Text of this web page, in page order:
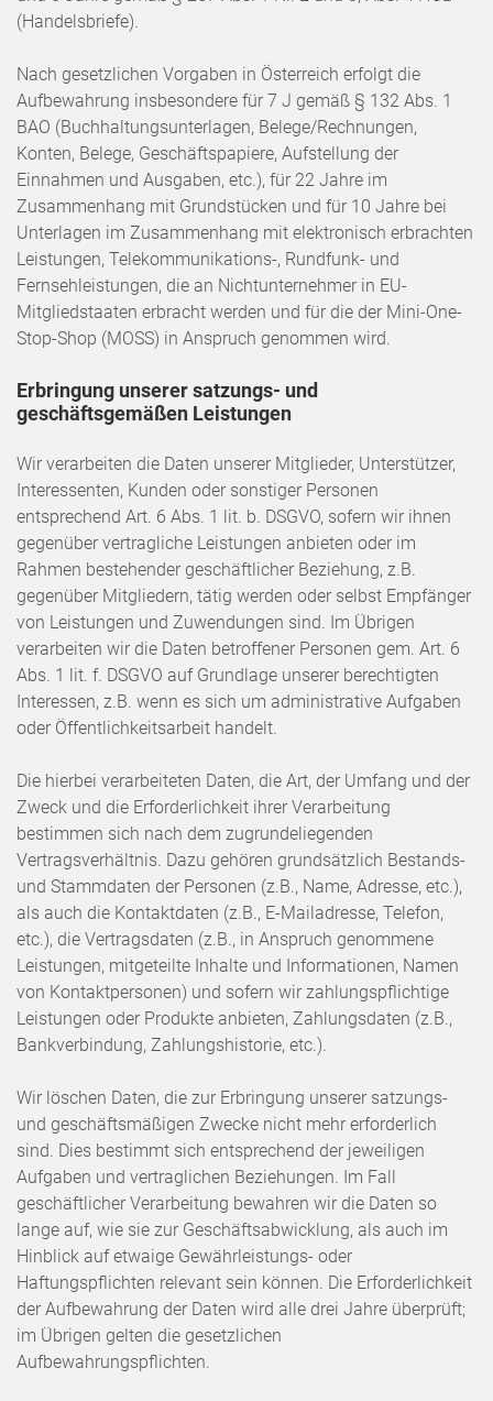
(Handelsbriefe).
Nach gesetzlichen Vorgaben in Österreich erfolgt die
Aufbewahrung insbesondere für 7 J gemäß § 132 Abs. 1
BAO (Buchhaltungsunterlagen, Belege/Rechnungen,
Konten, Belege, Geschäftspapiere, Aufstellung der
Einnahmen und Ausgaben, etc.), für 22 Jahre im
Zusammenhang mit Grundstücken und für 10 Jahre bei
Unterlagen im Zusammenhang mit elektronisch erbrachten
Leistungen, Telekommunikations-, Rundfunk- und
Fernsehleistungen, die an Nichtunternehmer in EU-
Mitgliedstaaten erbracht werden und für die der Mini-One-
Stop-Shop (MOSS) in Anspruch genommen wird.
Erbringung unserer satzungs- und
geschäftsgemäßen Leistungen
Wir verarbeiten die Daten unserer Mitglieder, Unterstützer,
Interessenten, Kunden oder sonstiger Personen
entsprechend Art. 6 Abs. 1 lit. b. DSGVO, sofern wir ihnen
gegenüber vertragliche Leistungen anbieten oder im
Rahmen bestehender geschäftlicher Beziehung, z.B.
gegenüber Mitgliedern, tätig werden oder selbst Empfänger
von Leistungen und Zuwendungen sind. Im Übrigen
verarbeiten wir die Daten betroffener Personen gem. Art. 6
Abs. 1 lit. f. DSGVO auf Grundlage unserer berechtigten
Interessen, z.B. wenn es sich um administrative Aufgaben
oder Öffentlichkeitsarbeit handelt.
Die hierbei verarbeiteten Daten, die Art, der Umfang und der
Zweck und die Erforderlichkeit ihrer Verarbeitung
bestimmen sich nach dem zugrundeliegenden
Vertragsverhältnis. Dazu gehören grundsätzlich Bestands-
und Stammdaten der Personen (z.B., Name, Adresse, etc.),
als auch die Kontaktdaten (z.B., E-Mailadresse, Telefon,
etc.), die Vertragsdaten (z.B., in Anspruch genommene
Leistungen, mitgeteilte Inhalte und Informationen, Namen
von Kontaktpersonen) und sofern wir zahlungspflichtige
Leistungen oder Produkte anbieten, Zahlungsdaten (z.B.,
Bankverbindung, Zahlungshistorie, etc.).
Wir löschen Daten, die zur Erbringung unserer satzungs-
und geschäftsmäßigen Zwecke nicht mehr erforderlich
sind. Dies bestimmt sich entsprechend der jeweiligen
Aufgaben und vertraglichen Beziehungen. Im Fall
geschäftlicher Verarbeitung bewahren wir die Daten so
lange auf, wie sie zur Geschäftsabwicklung, als auch im
Hinblick auf etwaige Gewährleistungs- oder
Haftungspflichten relevant sein können. Die Erforderlichkeit
der Aufbewahrung der Daten wird alle drei Jahre überprüft;
im Übrigen gelten die gesetzlichen
Aufbewahrungspflichten.